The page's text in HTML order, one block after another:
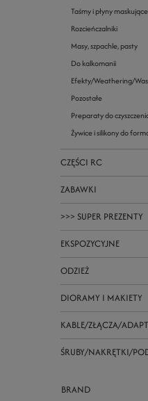
Taśmy i płyny maskujące
Rozcieńczalniki
Masy, szpachle, pasty
Do kalkomanii
Efekty/Weathering/
Pozostałe
Preparaty do
Żywice i silikony do
CZĘŚCI RC
ZABAWKI
>>> SUPER PREZENTY
EKSPOZYCYJNE
ODZIEŻ
DIORAMY I MAKIETY
KABLE/ZŁĄCZA/
ŚRUBY/NAKRĘTKI/
BRAND